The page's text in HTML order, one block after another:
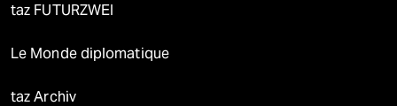
taz FUTURZWEI
Le Monde diplomatique
taz Archiv